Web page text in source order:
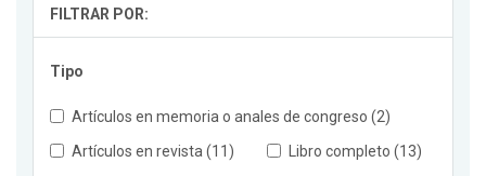
FILTRAR POR:
Tipo
Artículos en memoria o anales de congreso (2)
Artículos en revista (11)
Libro completo (13)